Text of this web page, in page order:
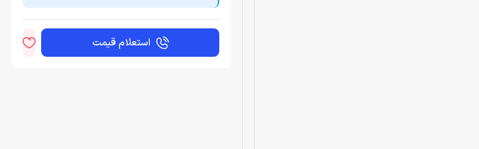
استعلام قیمت